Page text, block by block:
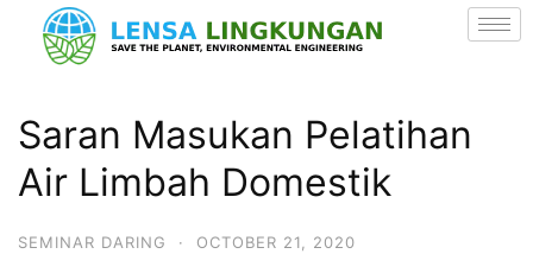
Saran Masukan Pelatihan
Air Limbah Domestik
SEMINAR DARING · OCTOBER 21, 2020